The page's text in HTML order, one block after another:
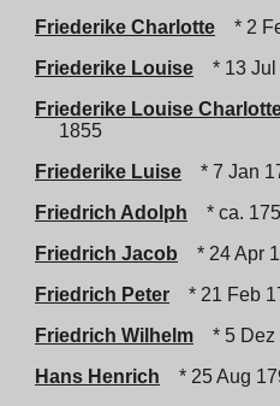
Friederike Charlotte
* 2
Friederike Louise
* 13
Friederike Louise
1855
Friederike Luise
* 7 Jan
Friedrich Adolph
* ca.
Friedrich Jacob
* 24 Apr
Friedrich Peter
* 21 Feb
Friedrich Wilhelm
* 5 Dez
Hans Henrich
* 25 Aug